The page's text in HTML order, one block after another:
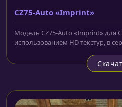
CZ75-Auto «Imprint»
Модель CZ75-Auto «Imprint» для
использованием HD текстур, в